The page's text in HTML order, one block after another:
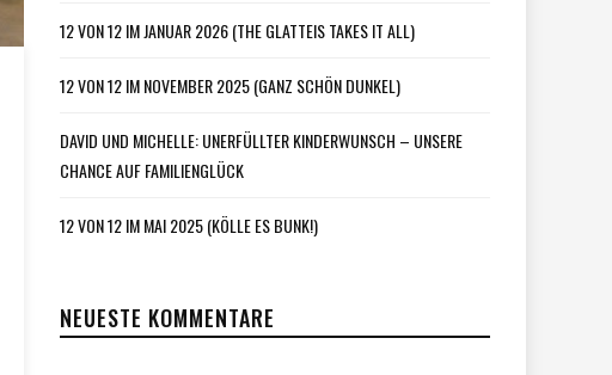
12 VON 12 IM JANUAR 2026 (THE GLATTEIS TAKES IT ALL)
12 VON 12 IM NOVEMBER 2025 (GANZ SCHÖN DUNKEL)
DAVID UND MICHELLE: UNERFÜLLTER KINDERWUNSCH – UNSERE
CHANCE AUF FAMILIENGLÜCK
12 VON 12 IM MAI 2025 (KÖLLE ES BUNK!)
NEUESTE KOMMENTARE